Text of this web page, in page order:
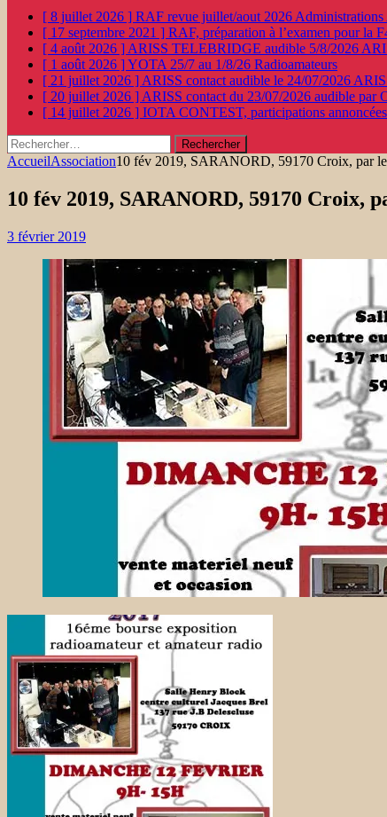
[ 8 juillet 2026 ] RAF revue juillet/aout 2026
[ 17 septembre 2021 ] RAF, préparation à l’examen pour la
[ 4 août 2026 ] ARISS TELEBRIDGE audible 5/8/2026
[ 1 août 2026 ]YOTA 25/7 au 1/8/26 Radioamateurs
[ 21 juillet 2026 ] ARISS contact audible le 24/07/2026
[ 20 juillet 2026 ] ARISS contact du 23/07/2026 audible par
[ 14 juillet 2026 ] IOTA CONTEST, participations
Rechercher :
AccueilAssociation10 fév 2019, SARANORD, 59170 Croix, par
10 fév 2019, SARANORD, 59170 Croix,
3 février 2019